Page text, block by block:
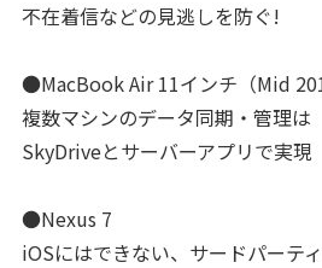
不在着信などの見逃しを防ぐ!
●MacBook Air 11インチ（Mid
複数マシンのデータ同期・管理は
SkyDriveとサーバーアプリで実現
●Nexus 7
iOSにはできない、サードパーテ